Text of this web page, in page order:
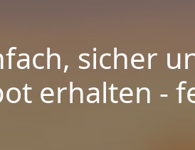
sicher
erhalten -